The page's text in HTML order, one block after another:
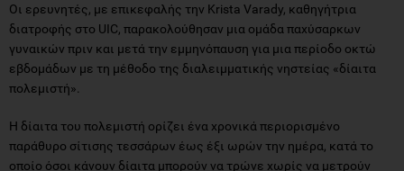
Οι ερευνητές, με επικεφαλής την Krista Varady, καθηγήτρια
διατροφής στο UIC, παρακολούθησαν μια ομάδα παχύσαρκων
γυναικών πριν και μετά την εμμηνόπαυση για μια περίοδο οκτώ
εβδομάδων με τη μέθοδο της διαλειμματικής νηστείας «δίαιτα
πολεμιστή».
Η δίαιτα του πολεμιστή ορίζει ένα χρονικά περιορισμένο
παράθυρο σίτισης τεσσάρων έως έξι ωρών την ημέρα, κατά το
οποίο όσοι κάνουν δίαιτα μπορούν να τρώνε χωρίς να μετρούν